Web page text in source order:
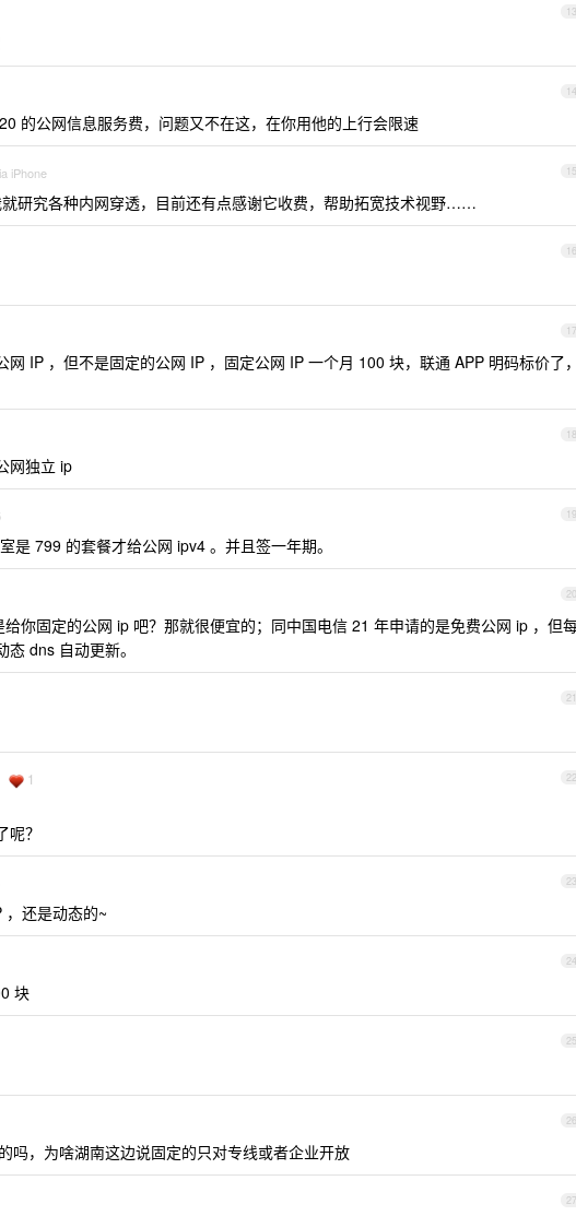
13
14
的公网信息服务费，问题又不在这，在你用他的上行会限速
15
iPhone
研究各种内网穿透，目前还有点感谢它收费，帮助拓宽技术视野……
16
17
IP ，但不是固定的公网 IP ，固定公网 IP 一个月 100 块，联通 APP 明码标价了，
18
网独立 ip
19
是 799 的套餐才给公网 ipv4 。并且签一年期。
20
你固定的公网 ip 吧？那就很便宜的；同中国电信 21 年申请的是免费公网 ip ，但
dns 自动更新。
21
22
1
？
23
，还是动态的~
24
块
25
26
吗，为啥湖南这边说固定的只对专线或者企业开放
27